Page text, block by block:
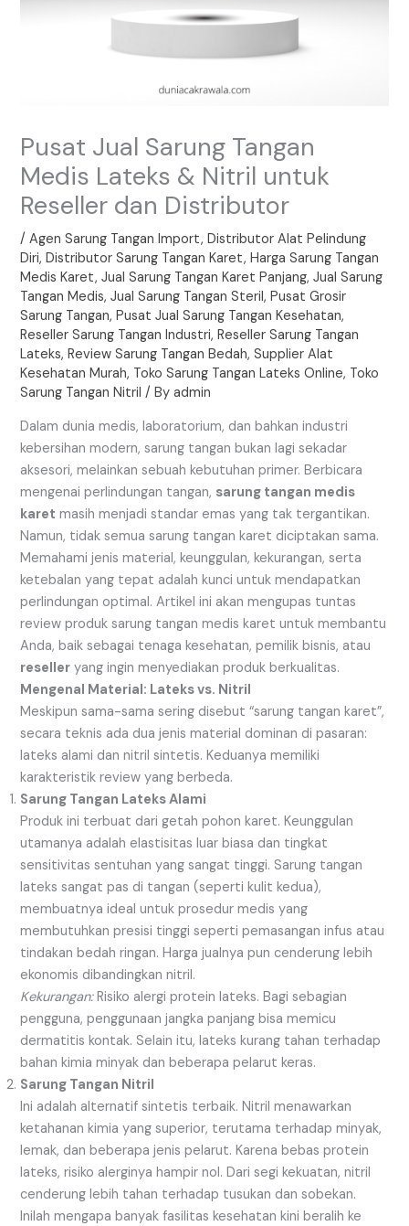
Pusat Jual Sarung Tangan
Medis Lateks & Nitril untuk
Reseller dan Distributor
/Agen Sarung Tangan Import,Distributor Alat Pelindung
Diri,Distributor Sarung Tangan Karet,Harga Sarung Tangan
Medis Karet,Jual Sarung Tangan Karet Panjang,Jual Sarung
Tangan Medis,Jual Sarung Tangan Steril,Pusat Grosir
Sarung Tangan,Pusat Jual Sarung Tangan Kesehatan,
Reseller Sarung Tangan Industri,Reseller Sarung Tangan
Lateks,Review Sarung Tangan Bedah,Supplier Alat
Kesehatan Murah, Toko Sarung Tangan Lateks Online, Toko
Sarung Tangan Nitril / Byadmin
Dalam dunia medis, laboratorium, dan bahkan industri
kebersihan modern, sarung tangan bukan lagi sekadar
aksesori, melainkan sebuah kebutuhan primer. Berbicara
mengenai perlindungan tangan, sarung tangan medis
karet masih menjadi standar emas yang tak tergantikan.
Namun, tidak semua sarung tangan karet diciptakan sama.
Memahami jenis material, keunggulan, kekurangan, serta
ketebalan yang tepat adalah kunci untuk mendapatkan
perlindungan optimal. Artikel ini akan mengupas tuntas
review produk sarung tangan medis karet untuk membantu
Anda, baik sebagai tenaga kesehatan, pemilik bisnis, atau
reseller yang ingin menyediakan produk berkualitas.
Mengenal Material: Lateks vs. Nitril
Meskipun sama-sama sering disebut “sarung tangan karet”,
secara teknis ada dua jenis material dominan di pasaran:
lateks alami dan nitril sintetis. Keduanya memiliki
karakteristik review yang berbeda.
Sarung Tangan Lateks Alami
Produk ini terbuat dari getah pohon karet. Keunggulan
utamanya adalah elastisitas luar biasa dan tingkat
sensitivitas sentuhan yang sangat tinggi. Sarung tangan
lateks sangat pas di tangan (seperti kulit kedua),
membuatnya ideal untuk prosedur medis yang
membutuhkan presisi tinggi seperti pemasangan infus atau
tindakan bedah ringan. Harga jualnya pun cenderung lebih
ekonomis dibandingkan nitril.
Kekurangan:Risiko alergi protein lateks. Bagi sebagian
pengguna, penggunaan jangka panjang bisa memicu
dermatitis kontak. Selain itu, lateks kurang tahan terhadap
bahan kimia minyak dan beberapa pelarut keras.
Sarung Tangan Nitril
Ini adalah alternatif sintetis terbaik. Nitril menawarkan
ketahanan kimia yang superior, terutama terhadap minyak,
lemak, dan beberapa jenis pelarut. Karena bebas protein
lateks, risiko alerginya hampir nol. Dari segi kekuatan, nitril
cenderung lebih tahan terhadap tusukan dan sobekan.
Inilah mengapa banyak fasilitas kesehatan kini beralih ke